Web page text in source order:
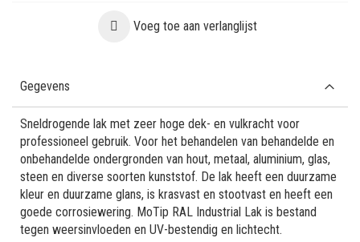
Voeg toe aan verlanglijst
Gegevens
Sneldrogende lak met zeer hoge dek- en vulkracht voor
professioneel gebruik. Voor het behandelen van behandelde en
onbehandelde ondergronden van hout, metaal, aluminium, glas,
steen en diverse soorten kunststof. De lak heeft een duurzame
kleur en duurzame glans, is krasvast en stootvast en heeft een
goede corrosiewering. MoTip RAL Industrial Lak is bestand
tegen weersinvloeden en UV-bestendig en lichtecht.